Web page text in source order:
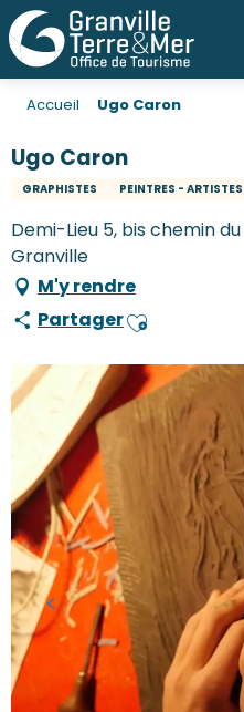
Accueil Ugo Caron
Ugo Caron
GRAPHISTES PEINTRES - ARTISTES
Demi-Lieu 5, bis chemin
Granville
M'y rendre
PartagerAjouter aux